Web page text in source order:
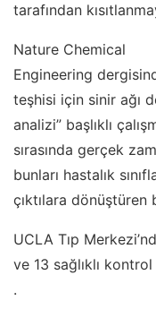
tarafından
Nature Chemical
Engineering
teşhisi için sinir ağı
analizi” başlıklı
sırasında gerçek
bunları hastalık
çıktılara dönüştüren
UCLA Tıp
ve 13 sağlıklı
.